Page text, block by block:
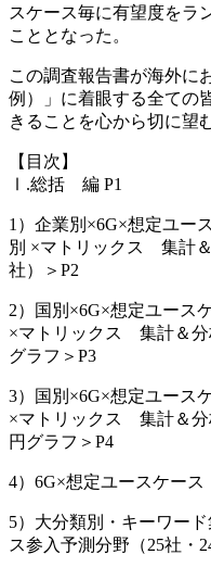
スケース毎に有望度をラ
こととなった。
この調査報告書が海外に
例）」に着眼する全ての
きることを心から切に望
【目次】
Ⅰ.総括 編 P1
1）企業別×6G×想定ユー
別 ×マトリックス 集計
社）＞P2
2）国別×6G×想定ユース
×マトリックス 集計＆分
グラフ＞P3
3）国別×6G×想定ユース
×マトリックス 集計＆分
円グラフ＞P4
4）6G×想定ユースケー
5）大分類別・キーワー
ス参入予測分野（25社・